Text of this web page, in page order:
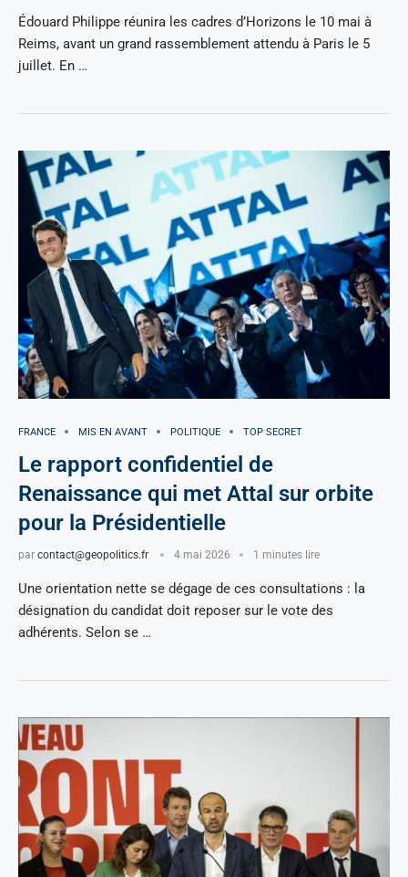
Édouard Philippe réunira les cadres d’Horizons le 10 mai à
Reims, avant un grand rassemblement attendu à Paris le 5
juillet. En …
FRANCE MIS EN AVANT POLITIQUE TOP SECRET
Le rapport confidentiel de
Renaissance qui met Attal sur orbite
pour la Présidentielle
par contact@geopolitics.fr 4 mai 2026 1 minutes lire
Une orientation nette se dégage de ces consultations : la
désignation du candidat doit reposer sur le vote des
adhérents. Selon se …